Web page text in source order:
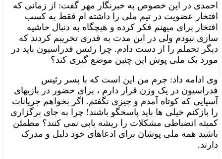
احمدی در این خصوص به خبرنگار مهر گفت: از زمانی که
افتخار عضویت در تیم ملی را داشته ام فقط به کسب
افتخار برای میهنم فکر کرده و هیچگاه به دنبال حاشیه
سازی نبودم ولی در این مدت به قدری تخریبم کردند که
دیگر تحملم را از دست دادم. چرا رئیس فدراسیون باید در
مورد یک ملی پوش این چنین موضع گیری کند؟
وی ادامه داد: جرم من این است که با پسر رئیس
فدراسیون در یک وزن قرار دارم ، برای حضور در بازیهای
آسیایی که کوتاه آمدم و چیزی نگفتم. اگر بخواهم جریانات
را بازکنم خیلی ها باید پاسخگو باشند! چرا به جای برگزاری
کمیته انضباطی مشکلات را ریشه یابی نمی کنند؟ مطمئن
باشید همه ملی پوشان برای ادعاهای خود دلیل و مدرک
دارند.